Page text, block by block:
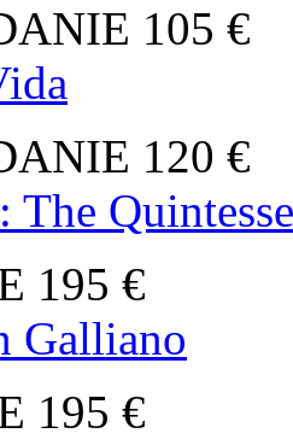
105 €
120 €
The
195 €
Galliano
195 €